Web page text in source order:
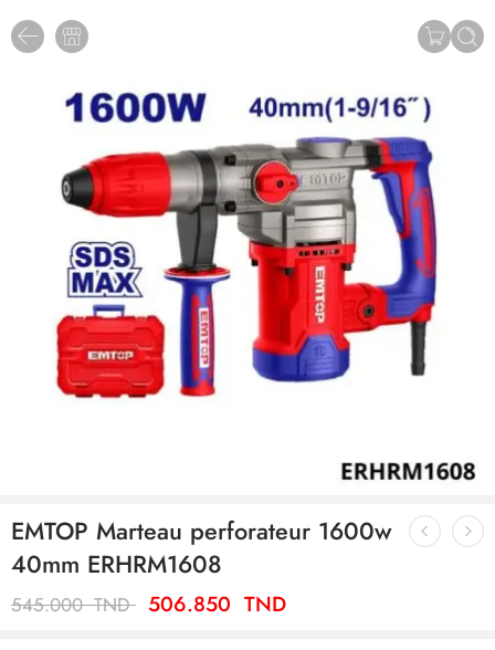
EMTOP Marteau perforateur 1600w
40mm ERHRM1608
545.000TND 506.850 TND